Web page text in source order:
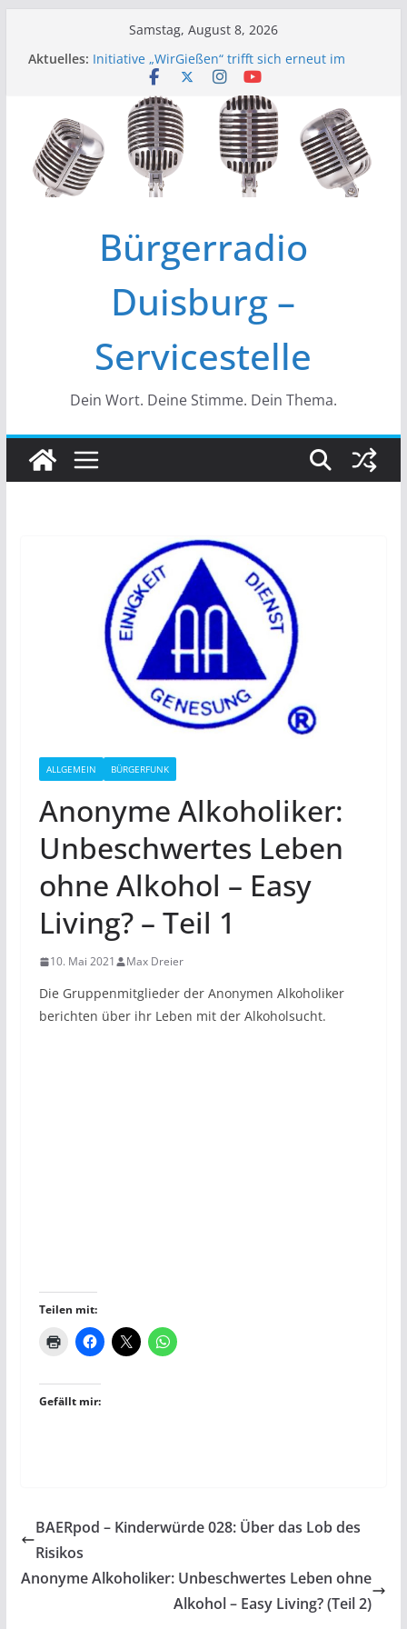
Samstag, August 8, 2026
Aktuelles: Initiative „WirGießen“ trifft sich erneut im
Medienforum
Wir der Bürgerfunk – Anonyme Alkoholiker
Wir stellen vor – Bürgerfunkgruppen im
Medienforum Duisburg
Erfolgreiche Vorstands- und
Mitgliederversammlung am 19.03.
Initiative „Wir Gießen“ Trifft sich zur
Bürgerradio
Duisburg –
Servicestelle
Dein Wort. Deine Stimme. Dein Thema.
ALLGEMEIN BÜRGERFUNK
Anonyme Alkoholiker:
Unbeschwertes Leben
ohne Alkohol – Easy
Living? – Teil 1
10. Mai 2021 Max Dreier
Die Gruppenmitglieder der Anonymen Alkoholiker
berichten über ihr Leben mit der Alkoholsucht.
Teilen mit:
Gefällt mir:
BAERpod – Kinderwürde 028: Über das Lob des
Risikos
Anonyme Alkoholiker: Unbeschwertes Leben ohne
Alkohol – Easy Living? (Teil 2)